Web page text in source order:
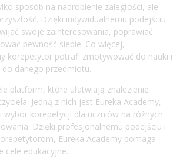
sposób na nadrobienie zaległości, ale
Dzięki indywidualnemu podejściu
swoje zainteresowania, poprawiać
pewność siebie. Co więcej,
korepetytor potrafi zmotywować do nauki i
danego przedmiotu.
platform, które ułatwiają znalezienie
Jedną z nich jest Eureka Academy,
korepetycji dla uczniów na różnych
Dzięki profesjonalnemu podejściu i
Eureka Academy pomaga
cele edukacyjne.